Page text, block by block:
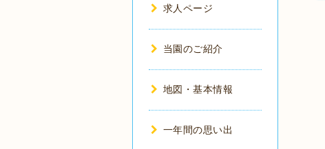
求人ページ
当園のご紹介
地図・基本情報
一年間の思い出